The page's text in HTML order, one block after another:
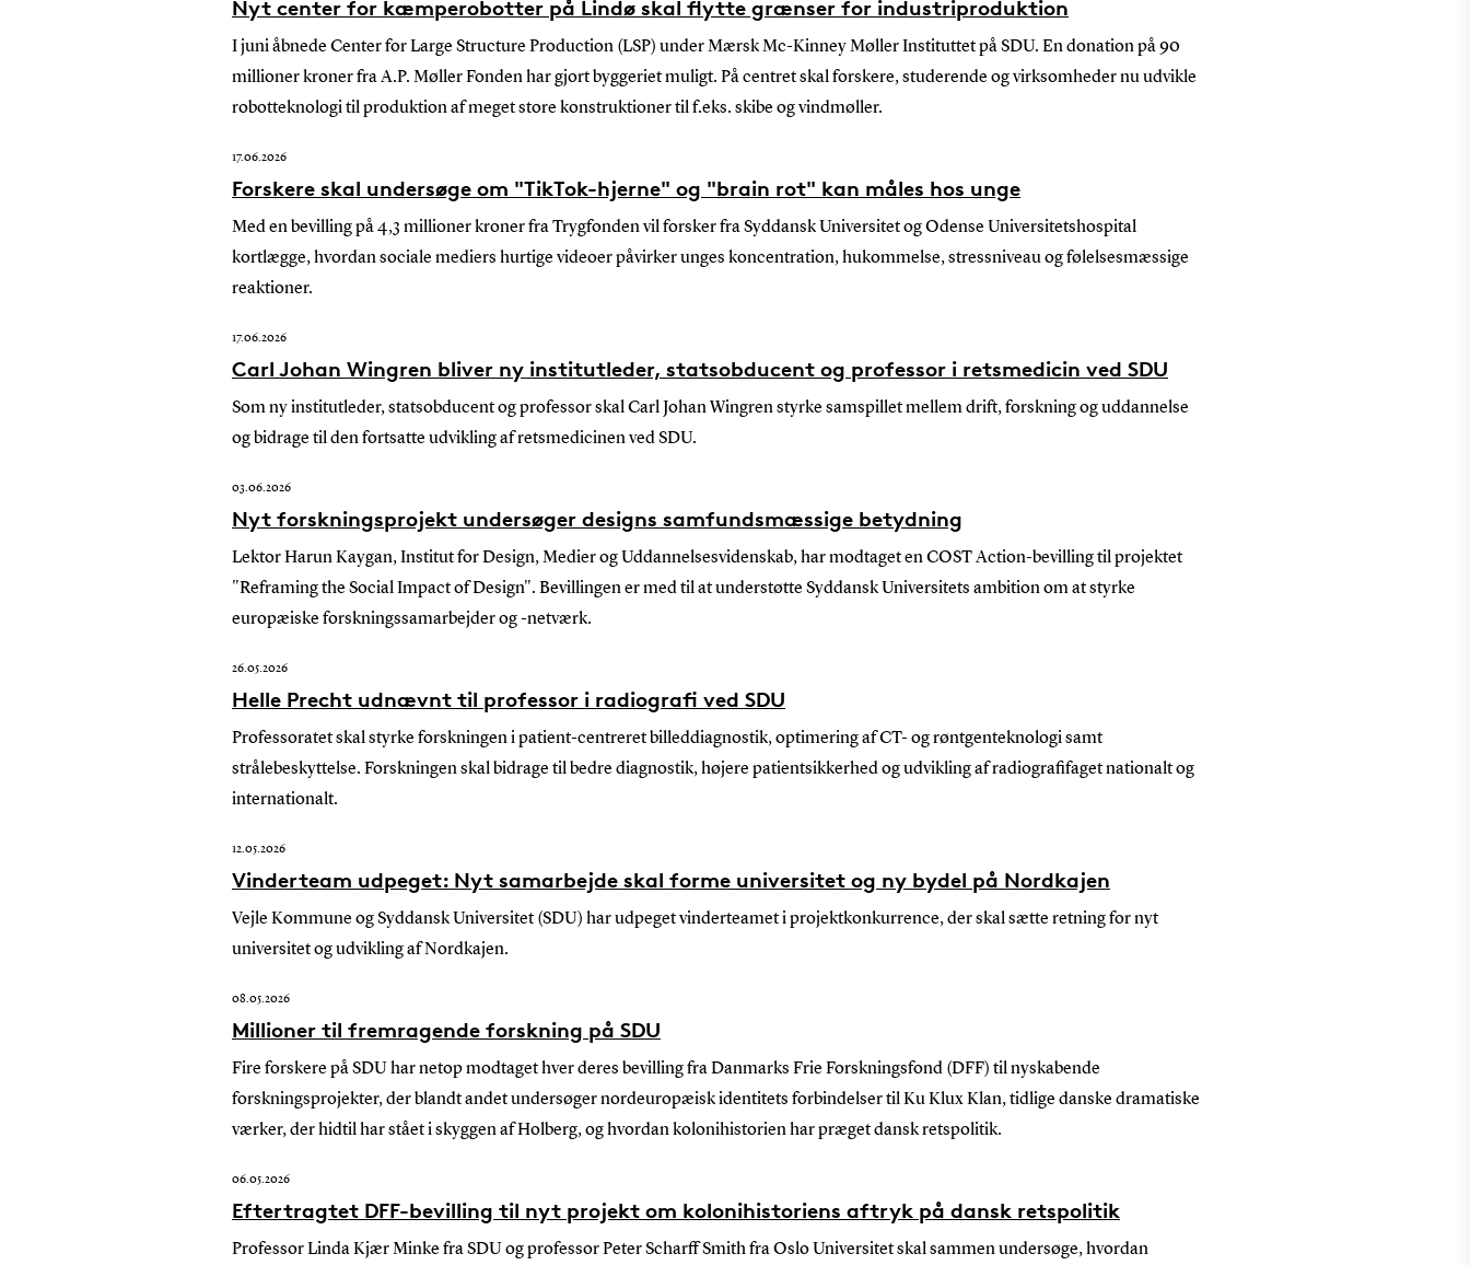
Nyt center for kæmperobotter på Lindø skal flytte grænser for industriproduktion
I juni åbnede Center for Large Structure Production (LSP) under Mærsk Mc-Kinney Møller Instituttet på SDU. En donation på 90
millioner kroner fra A.P. Møller Fonden har gjort byggeriet muligt. På centret skal forskere, studerende og virksomheder nu udvikle
robotteknologi til produktion af meget store konstruktioner til f.eks. skibe og vindmøller.
17.06.2026
Forskere skal undersøge om "TikTok-hjerne" og "brain rot" kan måles hos unge
Med en bevilling på 4,3 millioner kroner fra Trygfonden vil forsker fra Syddansk Universitet og Odense Universitetshospital
kortlægge, hvordan sociale mediers hurtige videoer påvirker unges koncentration, hukommelse, stressniveau og følelsesmæssige
reaktioner.
17.06.2026
Carl Johan Wingren bliver ny institutleder, statsobducent og professor i retsmedicin ved SDU
Som ny institutleder, statsobducent og professor skal Carl Johan Wingren styrke samspillet mellem drift, forskning og uddannelse
og bidrage til den fortsatte udvikling af retsmedicinen ved SDU.
03.06.2026
Nyt forskningsprojekt undersøger designs samfundsmæssige betydning
Lektor Harun Kaygan, Institut for Design, Medier og Uddannelsesvidenskab, har modtaget en COST Action-bevilling til projektet
"Reframing the Social Impact of Design". Bevillingen er med til at understøtte Syddansk Universitets ambition om at styrke
europæiske forskningssamarbejder og -netværk.
26.05.2026
Helle Precht udnævnt til professor i radiografi ved SDU
Professoratet skal styrke forskningen i patient-centreret billeddiagnostik, optimering af CT- og røntgenteknologi samt
strålebeskyttelse. Forskningen skal bidrage til bedre diagnostik, højere patientsikkerhed og udvikling af radiografifaget nationalt og
internationalt.
12.05.2026
Vinderteam udpeget: Nyt samarbejde skal forme universitet og ny bydel på Nordkajen
Vejle Kommune og Syddansk Universitet (SDU) har udpeget vinderteamet i projektkonkurrence, der skal sætte retning for nyt
universitet og udvikling af Nordkajen.
08.05.2026
Millioner til fremragende forskning på SDU
Fire forskere på SDU har netop modtaget hver deres bevilling fra Danmarks Frie Forskningsfond (DFF) til nyskabende
forskningsprojekter, der blandt andet undersøger nordeuropæisk identitets forbindelser til Ku Klux Klan, tidlige danske dramatiske
værker, der hidtil har stået i skyggen af Holberg, og hvordan kolonihistorien har præget dansk retspolitik.
06.05.2026
Eftertragtet DFF-bevilling til nyt projekt om kolonihistoriens aftryk på dansk retspolitik
Professor Linda Kjær Minke fra SDU og professor Peter Scharff Smith fra Oslo Universitet skal sammen undersøge, hvordan